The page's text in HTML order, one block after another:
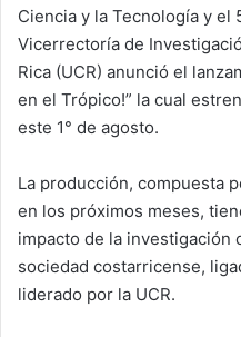
Ciencia y la Tecnología y el
Vicerrectoría de
Rica (UCR) anunció el
en el Trópico!” la cual
este 1° de agosto.
La producción, compuesta
en los próximos meses,
impacto de la investigación
sociedad costarricense,
liderado por la UCR.